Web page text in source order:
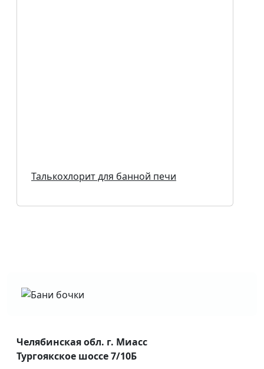
Талькохлорит для банной печи
Челябинская обл. г. Миасс
Тургоякское шоссе 7/10Б